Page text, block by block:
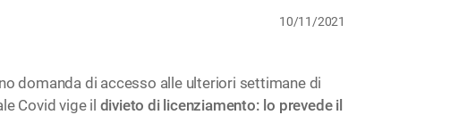
10/11/2021
domanda di accesso alle ulteriori settimane di
Covid vige il divieto di licenziamento: lo prevede il